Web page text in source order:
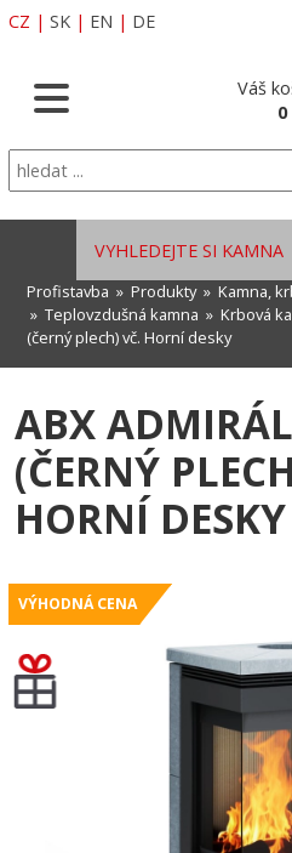
CZ | SK | EN | DE
Váš
0
VYHLEDEJTE SI KAMNA
Profistavba » Produkty» Kamna,
» Teplovzdušná kamna » Krbová
(černý plech) vč. Horní desky
ABX
(ČERNÝ
HORNÍ DESKY
VÝHODNÁ CENA